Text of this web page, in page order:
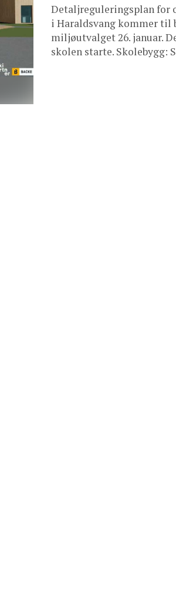
Detaljreguleringsplan for
i Haraldsvang kommer til
miljøutvalget 26. januar.
skolen starte. Skolebygg: